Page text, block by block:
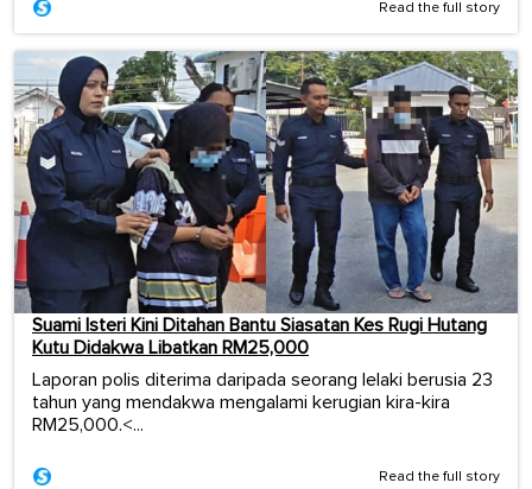
Read the full story
Suami Isteri Kini Ditahan Bantu Siasatan Kes Rugi Hutang
Kutu Didakwa Libatkan RM25,000
Laporan polis diterima daripada seorang lelaki berusia 23
tahun yang mendakwa mengalami kerugian kira-kira
RM25,000.<...
Read the full story